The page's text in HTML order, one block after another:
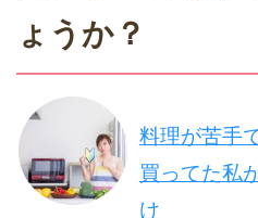
ょうか？
料理が苦手
買ってた私
け